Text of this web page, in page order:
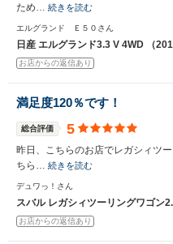
ため… 続きを読む
エルグランド Ｅ５０さん
日産 エルグランド3.3 V 4WD （
お店からの返信あり
満足度120％です！
総合評価 5
昨日、こちらのお店でレガシィツ
ちら… 続きを読む
デュワっ！さん
スバル レガシィツーリングワゴン
お店からの返信あり